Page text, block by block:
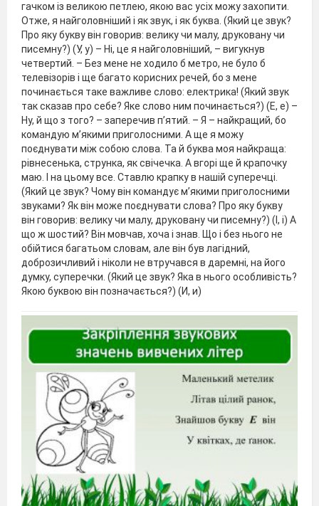
гачком із великою петлею, якою вас усіх можу захопити.
Отже, я найголовніший і як звук, і як буква. (Який це звук?
Про яку букву він говорив: велику чи малу, друковану чи
писемну?) (У, у) – Ні, це я найголовніший, – вигукнув
четвертий. – Без мене не ходило б метро, не було б
телевізорів і ще багато корисних речей, бо з мене
починається таке важливе слово: електрика! (Який звук
так сказав про себе? Яке слово ним починається?) (Е, е) –
Ну, й що з того? – заперечив п’ятий. – Я – найкращий, бо
командую м’якими приголосними. А ще я можу
поєднувати між собою слова. Та й буква моя найкраща:
рівнесенька, струнка, як свічечка. А вгорі ще й крапочку
маю. І на цьому все. Ставлю крапку в нашій суперечці.
(Який це звук? Чому він командує м’якими приголосними
звуками? Як він може поєднувати слова? Про яку букву
він говорив: велику чи малу, друковану чи писемну?) (І, і) А
що ж шостий? Він мовчав, хоча і знав. Що і без нього не
обійтися багатьом словам, але він був лагідний,
доброзичливий і ніколи не втручався в даремні, на його
думку, суперечки. (Який це звук? Яка в нього особливість?
Якою буквою він позначається?) (И, и)